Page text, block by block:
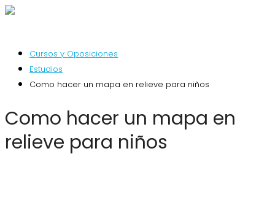
Cursos y Oposiciones
Estudios
Como hacer un mapa en relieve para niños
Como hacer un mapa en
relieve para niños